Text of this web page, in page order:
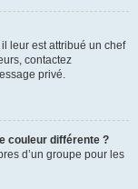
leur est attribué un chef
contactez
privé.
couleur différente ?
d’un groupe pour les